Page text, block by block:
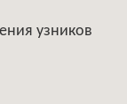
узников